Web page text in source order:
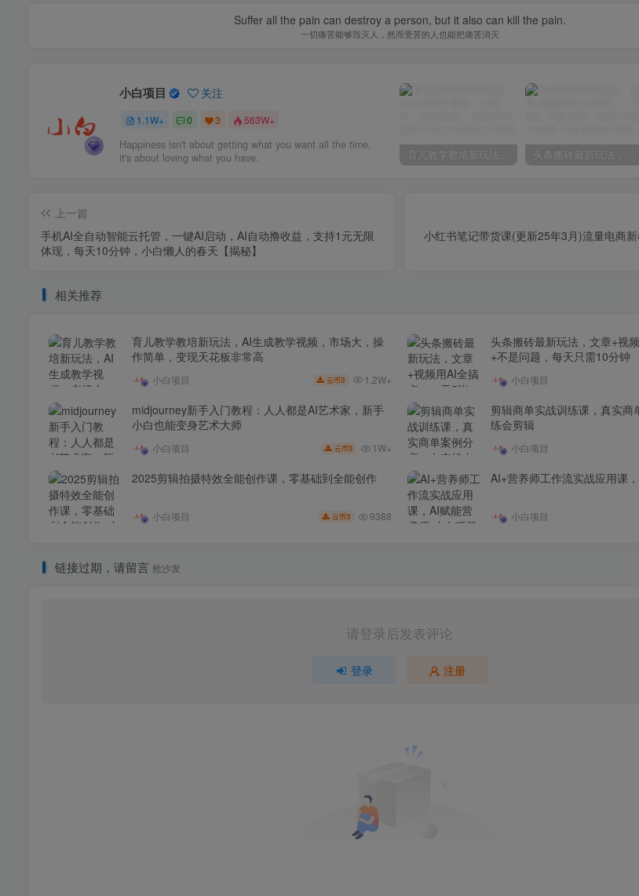
Little compliments mean so much to me sometimes.
有时候，一点微不足道的肯定，对我却意义非凡
小白项目 关注
1.1W+ 0 3 563W+
pencil and a dream can take you anywhere. 育儿教学教培新玩法，AI生成教学视频，市场大，操作简单，变现天花板非常高 头条搬砖最新玩法，文章+视频用AI全搞定，一天5张+不是问题，每天只需10分钟
上一篇
手机AI全自动智能云托管，一键AI启动，AI自动撸收益，支持1元无限
体现，每天10分钟，小白懒人的春天【揭秘】
小红书笔记带货课(更新25年3月)流量电商
相关推荐
育儿教学教培新玩法，AI生成教学视频，市场大，操
作简单，变现天花板非常高
小白项目 云币3 1.2W+
头条搬砖最新玩法，文章+视
+不是问题，每天只需10分钟
小白项目
midjourney新手入门教程：人人都是AI艺术家，新手
小白也能变身艺术大师
小白项目 云币3 1W+
剪辑商单实战训练课，真实商
练会剪辑
小白项目
2025剪辑拍摄特效全能创作课，零基础到全能创作
小白项目 云币3 9388
AI+营养师工作流实战应用课
小白项目
链接过期，请留言 抢沙发
请登录后发表评论
登录 注册